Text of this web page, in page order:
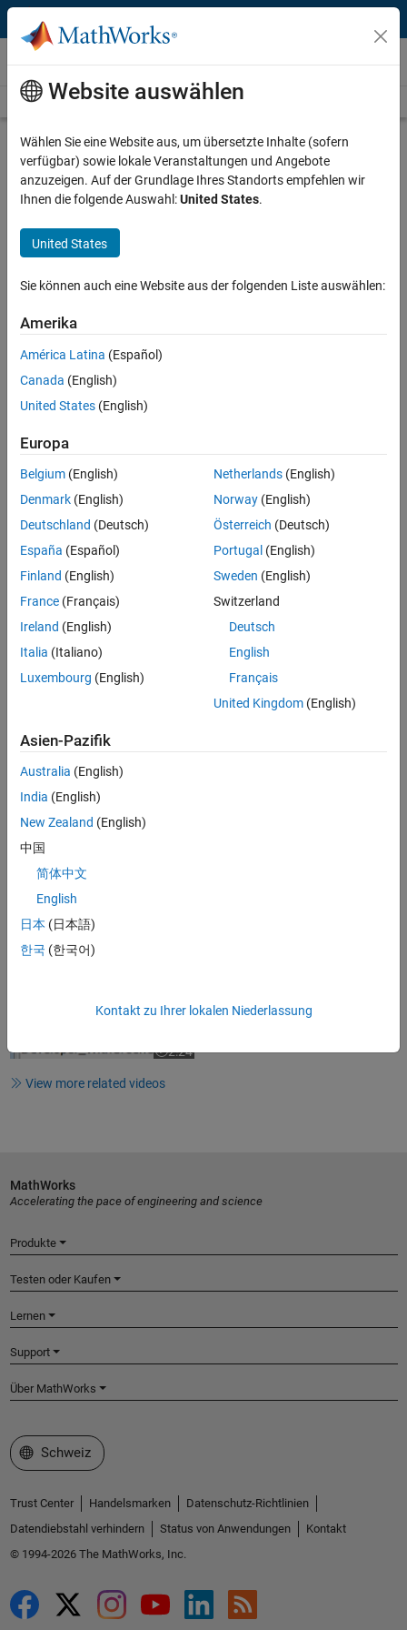
Weiter zum Inhalt
Videos
Videos Home Search
Play
Description
Polyspace Static Analysis
Recorded: 24 Sep 2015
Feedback
Video length is 31:47
Comprehensive Static Analysis
Using Polyspace Products
RELATED VIDEOS:
Video length is 4:29
Solar Impulse Uses Polyspace
Static Analysis for Solar...
2:24
Video length is 2:24
View more related videos
Website auswählen
Wählen Sie eine Website aus, um übersetzte Inhalte (sofern
verfügbar) sowie lokale Veranstaltungen und Angebote
anzuzeigen. Auf der Grundlage Ihres Standorts empfehlen wir
Ihnen die folgende Auswahl:United States.
United States
Sie können auch eine Website aus der folgenden Liste auswählen:
Amerika
América Latina (Español)
Canada (English)
United States (English)
Europa
Belgium (English)
Denmark (English)
Deutschland (Deutsch)
España (Español)
Finland (English)
France (Français)
Ireland (English)
Italia (Italiano)
Luxembourg (English)
Netherlands(English)
Norway(English)
Österreich (Deutsch)
Portugal (English)
Sweden (English)
Switzerland
Deutsch
English
Français
United Kingdom(English)
Asien-Pazifik
Australia (English)
India (English)
New Zealand (English)
中国
简体中文
English
日本 (日本語)
한국 (한국어)
Kontakt zu Ihrer lokalen Niederlassung
MathWorks
Accelerating the pace of engineering and science
Produkte
Testen oder Kaufen
Lernen
Support
Über MathWorks
Website auswählen
Schweiz
Trust Center Handelsmarken
Datenschutz-Richtlinien
Datendiebstahl verhindern
Status von Anwendungen
Kontakt
© 1994-2026 The MathWorks, Inc.